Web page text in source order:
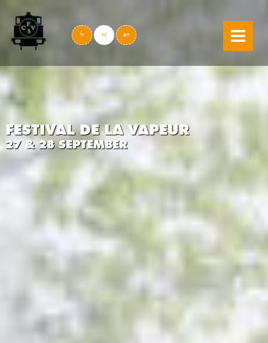
skip to content
fr nl en
FESTIVAL DE LA VAPEUR
27 & 28 SEPTEMBER